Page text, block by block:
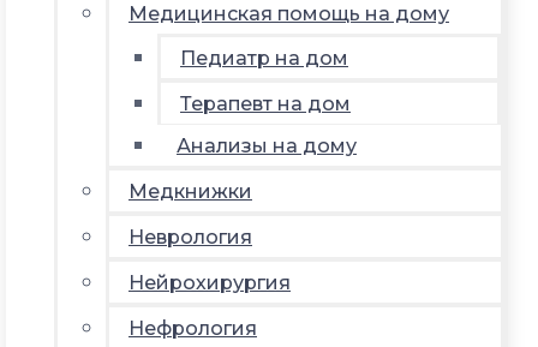
Медицинская помощь на дому
Педиатр на дом
Терапевт на дом
Анализы на дому
Медкнижки
Неврология
Нейрохирургия
Нефрология